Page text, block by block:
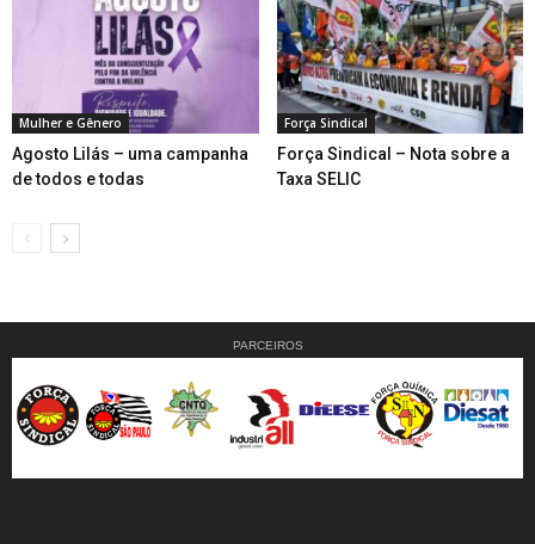
Mulher e Gênero
Agosto Lilás – uma campanha
de todos e todas
Força Sindical
Força Sindical – Nota sobre a
Taxa SELIC
PARCEIROS